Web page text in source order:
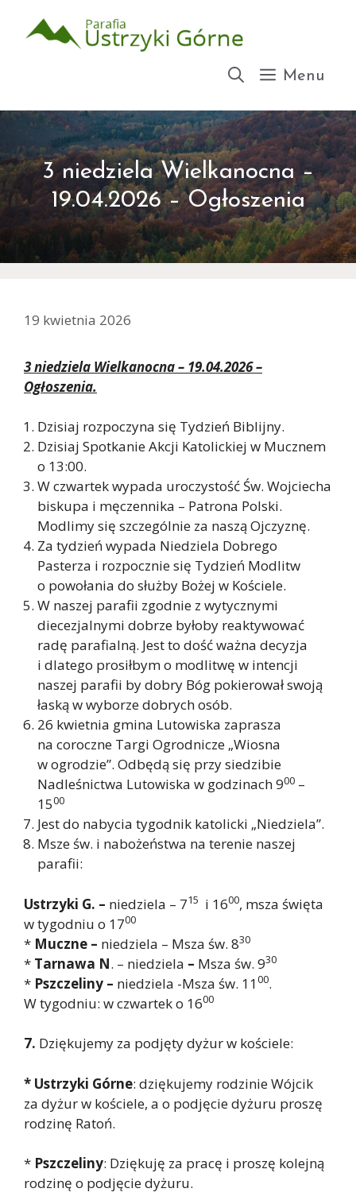
Menu
3 niedziela Wielkanocna –
19.04.2026 – Ogłoszenia
19 kwietnia 2026
3 niedziela Wielkanocna – 19.04.2026 –
Ogłoszenia.
Dzisiaj rozpoczyna się Tydzień Biblijny.
Dzisiaj Spotkanie Akcji Katolickiej w Mucznem
o 13:00.
W czwartek wypada uroczystość Św. Wojciecha
biskupa i męczennika – Patrona Polski.
Modlimy się szczególnie za naszą Ojczyznę.
Za tydzień wypada Niedziela Dobrego
Pasterza i rozpocznie się Tydzień Modlitw
o powołania do służby Bożej w Kościele.
W naszej parafii zgodnie z wytycznymi
diecezjalnymi dobrze byłoby reaktywować
radę parafialną. Jest to dość ważna decyzja
i dlatego prosiłbym o modlitwę w intencji
naszej parafii by dobry Bóg pokierował swoją
łaską w wyborze dobrych osób.
26 kwietnia gmina Lutowiska zaprasza
na coroczne Targi Ogrodnicze „Wiosna
w ogrodzie”. Odbędą się przy siedzibie
Nadleśnictwa Lutowiska w godzinach 900 –
1500
Jest do nabycia tygodnik katolicki „Niedziela”.
Msze św. i nabożeństwa na terenie naszej
parafii:
Ustrzyki G. – niedziela – 715 i 1600, msza święta
w tygodniu o 1700
* Muczne – niedziela – Msza św. 830
* Tarnawa N. – niedziela – Msza św. 930
* Pszczeliny – niedziela -Msza św. 1100.
W tygodniu: w czwartek o 1600
7. Dziękujemy za podjęty dyżur w kościele:
* Ustrzyki Górne: dziękujemy rodzinie Wójcik
za dyżur w kościele, a o podjęcie dyżuru proszę
rodzinę Ratoń.
* Pszczeliny: Dziękuję za pracę i proszę kolejną
rodzinę o podjęcie dyżuru.